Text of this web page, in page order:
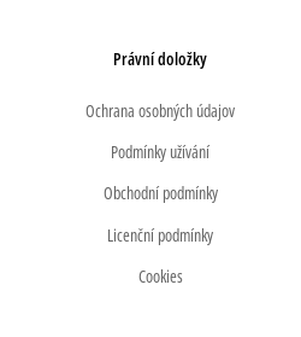
Právní doložky
Ochrana osobných údajov
Podmínky užívání
Obchodní podmínky
Licenční podmínky
Cookies